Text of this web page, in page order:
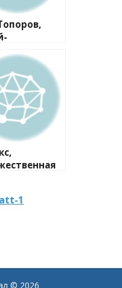
1
© 2026